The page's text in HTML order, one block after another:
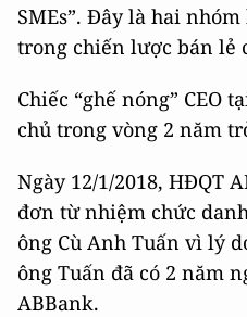
SMEs”. Đây là hai
trong chiến lược bán lẻ
Chiếc “ghế nóng” CEO
chủ trong vòng 2 năm
Ngày 12/1/2018, HĐQT
đơn từ nhiệm chức
ông Cù Anh Tuấn vì lý
ông Tuấn đã có 2 năm
ABBank.